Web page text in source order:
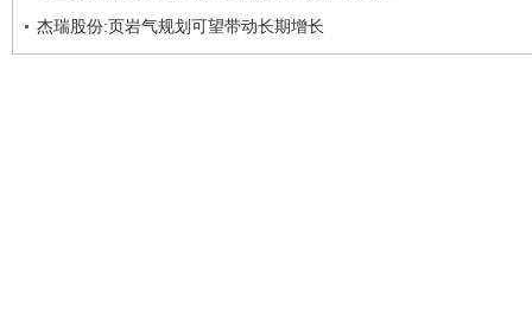
杰瑞股份:页岩气规划可望带动长期增长